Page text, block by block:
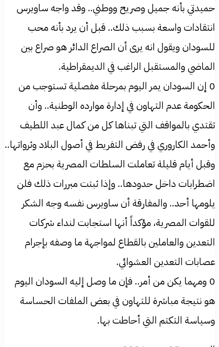
حميدتي بأنه جميل وصريح ووطني.. وقد واجه ساويرس
انتقادات واسعة بسبب ذلك.. قبل أن يرد بأنه محب
للسودان ويقول انه يرى أن الصراع الدائر هو صراع بين
الماضي والمستقبل الراغب في الديمقراطية.
0 إن السودان يمر اليوم بمرحلة مفصلية تستوجب من
الحكومة عدم التهاون في إدارة موارده الوطنية.. وأن
تقتدي بالمواقف التي تبناها كل من كمال عبد اللطيف
وأحمد الكاروري في رفض التفريط في أصول البلاد وثرواتها..
وقبل أيام قليلة تعاملت السلطات المصرية بحزم مع
اضطرابات داخل حدودها.. وإذا ثبتت مبررات ذلك فلن
يلومها أحد.. والمفارقة أن ساويرس نفسه وجه الشكر
للقوات المصرية، مؤكداً أنها استجابت لنداء شركات
التعدين والعاملين بالقطاع لمواجهة ما وصفه بإجرام
عصابات التعدين العشوائي.
0 ومهما يكن من أمر.. فإن ما وصل إليه السودان اليوم
هو نتيجة مباشرة للتهاون في بعض الملفات الحساسة
وسياسة التكتم التي أحاطت بها.